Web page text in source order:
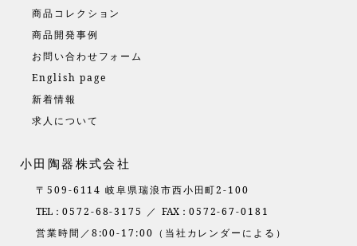
商品コレクション
商品開発事例
お問い合わせフォーム
English page
新着情報
求人について
小田陶器株式会社
〒509-6114 岐阜県瑞浪市西小田町2-100
TEL： 0572-68-3175 ／ FAX： 0572-67-0181
営業時間／8:00-17:00（当社カレンダーによる）